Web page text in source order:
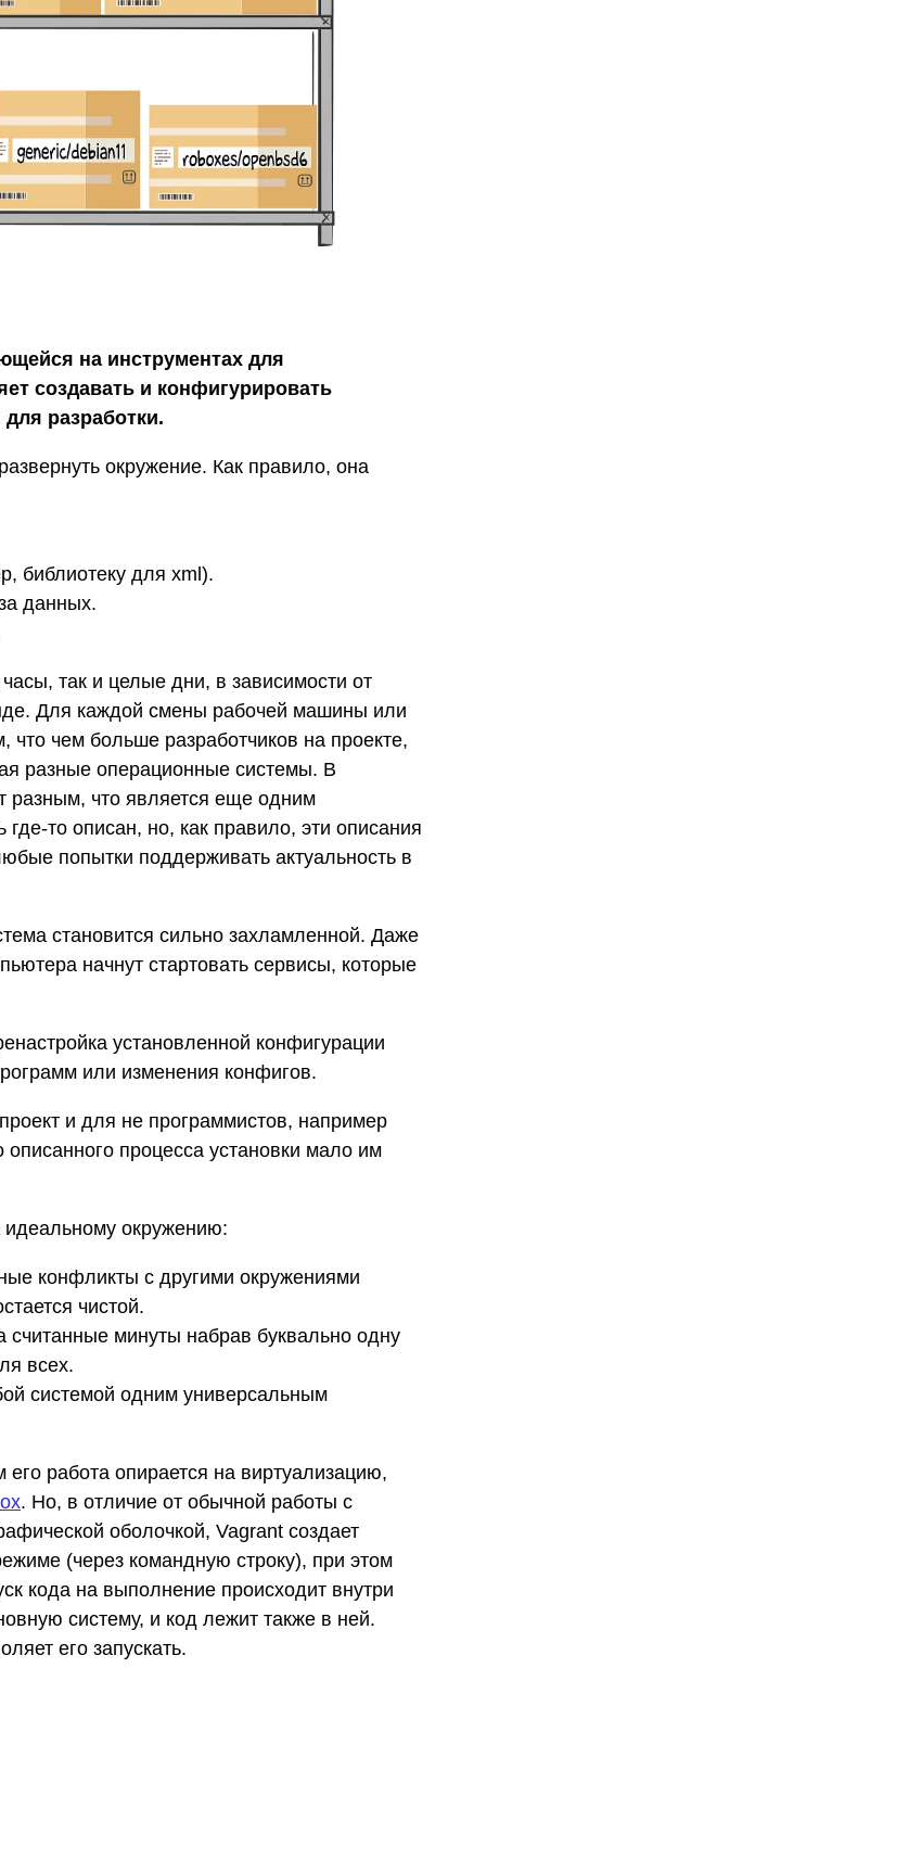
на инструментах для
создавать и конфигурировать
разработки.
окружение. Как правило, она
библиотеку для xml).
данных.
так и целые дни, в зависимости от
Для каждой смены рабочей машины или
что чем больше разработчиков на проекте,
разные операционные системы. В
разным, что является еще одним
то описан, но, как правило, эти описания
попытки поддерживать актуальность в
становится сильно захламленной. Даже
начнут стартовать сервисы, которые
установленной конфигурации
или изменения конфигов.
и для не программистов, например
процесса установки мало им
идеальному окружению:
конфликты с другими окружениями
чистой.
минуты набрав буквально одну
всех.
системой одним универсальным
работа опирается на виртуализацию,
. Но, в отличие от обычной работы с
оболочкой, Vagrant создает
(через командную строку), при этом
кода на выполнение происходит внутри
систему, и код лежит также в ней.
его запускать.